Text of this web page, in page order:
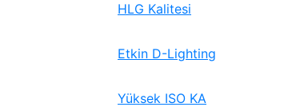
HLG Kalitesi
Etkin D-Lighting
Yüksek ISO KA